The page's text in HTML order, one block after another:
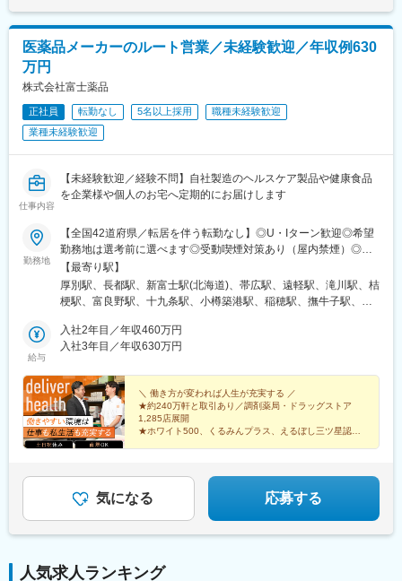
駅、西舞鶴駅、天神橋筋六丁目駅、玉出駅、久宝寺駅、茨木駅、
門真市駅、交野市駅、鳳駅、青木駅、総合運動公園駅、武庫之荘
帯解駅、耳成駅、日前宮駅、紀伊新庄駅、新宮駅、尾鷲駅、高茶
屋駅、中川原駅、四十九駅、手力駅、東大垣駅、小泉駅、高山
駅、琴似駅(札幌市営)、淡路町駅、新桜台駅、新越谷駅、東宮原
駅、幸浦駅、緑町駅、堀ノ内駅、蘇我駅、清水駅(愛知県)、烏森
(鹿児島県)
医薬品メーカーのルート営業／未経験歓迎／年収例630
万円
株式会社富士薬品
正社員 転勤なし 5名以上採用
職種未経験歓迎
業種未経験歓迎
仕事内容
【未経験歓迎／経験不問】自社製造のヘルスケア製品や健康食品
を企業様や個人のお宅へ定期的にお届けします
勤務地
【全国42道府県／転居を伴う転勤なし】◎U・Iターン歓迎◎希望
勤務地は選考前に選べます◎受動喫煙対策あり（屋内禁煙）◎オ
ンライン面接実施中■北海道・東北北海道／青森／岩手／秋田／山
形／福島■関東茨城／栃木／群馬／神奈川／埼玉／千葉■北陸・甲
信越新潟／富山／石川／福井／長野／山梨■東海静岡／愛知／三重
広島／島根／岡山／山口／徳島／愛媛／香川■九州・沖縄福岡／大
分／宮崎／鹿児島／熊本／長崎／沖縄＜オンライン面接実施中＞
岡県静岡県島田市道悦3-14-2三島営業所：静岡県田方郡函南町肥
田字南中道476中津川営業所：岐阜県中津川市中津川字大西667-1
田辺営業所：和歌山県田辺市三栖字三反田130-5京都北営業所：京
都府京都市北区上賀茂向縄手町16滑川営業所：富山県滑川市柳原
字宮ノ東41-29※詳細は「会社概要」欄HPから
【最寄り駅】
厚別駅、長都駅、新富士駅(北海道)、帯広駅、遠軽駅、滝川駅、桔
梗駅、富良野駅、十九条駅、小樽築港駅、稲穂駅、撫牛子駅、羽
鹿島神宮駅、大宝駅、土浦駅、後台駅、黒磯駅、上今市駅、渋川
駅、太田駅(群馬県)、大森台駅、青堀駅、南与野駅、武蔵高萩駅、
駅、砺波駅、片原町駅(富山県)、速星駅、春江駅、水落駅、しんざ
駅、上越妙高駅、信州中野駅、附属中学前駅、切石駅、岩村田
駅、西上田駅、酒折駅、禾生駅、富士駅、古庄駅、半田駅、荒子
川公園駅、妙興寺駅、六軒駅(三重県)、霞ケ浦駅、光善寺駅、平野
駅(地下鉄)、久米田駅、ケーブル八幡宮山上駅、田村駅、唐崎駅、
出雲市駅、高野駅、西富井駅、周防下郷駅、櫛ケ浜駅、府中駅(徳
島県)、北久米駅、北宇和島駅、伏石駅、下曽根駅、高城駅、杵築
給与
入社2年目／年収460万円
入社3年目／年収630万円
＼ 働き方が変われば人生が充実する ／
★約240万軒と取引あり／調剤薬局・ドラッグストア
1,285店展開
★ホワイト500、くるみんプラス、えるぼし三ツ星認定
気になる 応募する
人気求人ランキング